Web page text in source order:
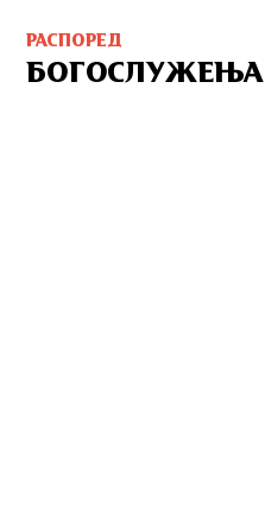
РАСПОРЕД
БОГОСЛУЖЕЊА